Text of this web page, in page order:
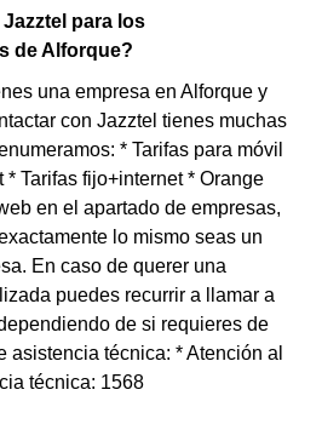
para los
de Alforque?
una empresa en Alforque y
con Jazztel tienes muchas
* Tarifas para móvil
* Tarifas fijo+internet * Orange
en el apartado de empresas,
lo mismo seas un
En caso de querer una
puedes recurrir a llamar a
de si requieres de
asistencia técnica: * Atención al
técnica: 1568